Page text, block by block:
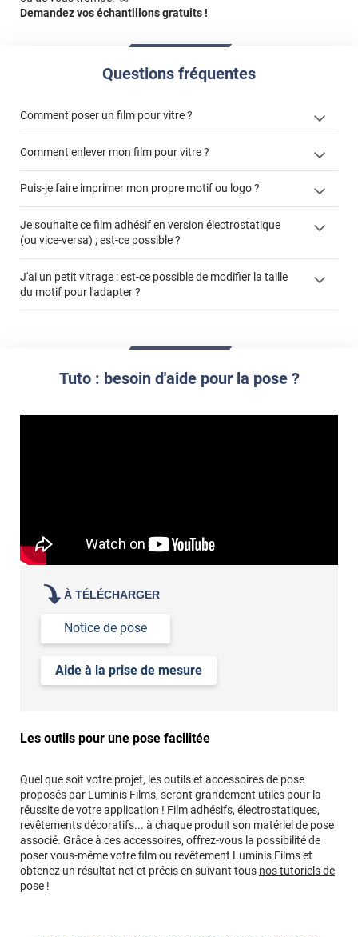
Demandez vos échantillons gratuits !
Questions fréquentes
Comment poser un film pour vitre ?
cet article
demander un devis de pose
Comment enlever mon film pour vitre ?
enlever et stocker
votre film électrostatique pour vitre
Puis-je faire imprimer mon propre motif ou logo ?
personnaliser
Je souhaite ce film adhésif en version électrostatique
(ou vice-versa) ; est-ce possible ?
J'ai un petit vitrage : est-ce possible de modifier la taille
du motif pour l'adapter ?
Tuto : besoin d'aide pour la pose ?
À TÉLÉCHARGER
Notice de pose
Aide à la prise de mesure
Les outils pour une pose facilitée
Quel que soit votre projet, les outils et accessoires de pose
proposés par Luminis Films, seront grandement utiles pour la
réussite de votre application ! Film adhésifs, électrostatiques,
revêtements décoratifs... à chaque produit son matériel de pose
associé. Grâce à ces accessoires, offrez-vous la possibilité de
poser vous-même votre film ou revêtement Luminis Films et
obtenez un résultat net et précis en suivant tous nos tutoriels de
pose !